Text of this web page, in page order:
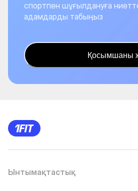
спортпен шұғылдануға
адамдарды табыңыз
Қосымшаны
Ынтымақтастық